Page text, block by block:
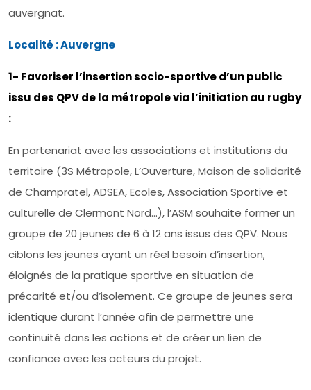
auvergnat.
Localité : Auvergne
1- Favoriser l’insertion socio-sportive d’un public
issu des QPV de la métropole via l’initiation au rugby
:
En partenariat avec les associations et institutions du
territoire (3S Métropole, L’Ouverture, Maison de solidarité
de Champratel, ADSEA, Ecoles, Association Sportive et
culturelle de Clermont Nord…), l’ASM souhaite former un
groupe de 20 jeunes de 6 à 12 ans issus des QPV. Nous
ciblons les jeunes ayant un réel besoin d’insertion,
éloignés de la pratique sportive en situation de
précarité et/ou d’isolement. Ce groupe de jeunes sera
identique durant l’année afin de permettre une
continuité dans les actions et de créer un lien de
confiance avec les acteurs du projet.